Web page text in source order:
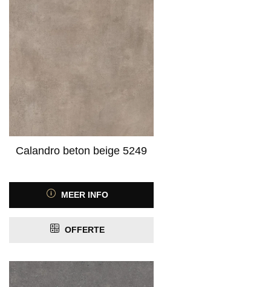
Calandro beton beige 5249
MEER INFO
OFFERTE